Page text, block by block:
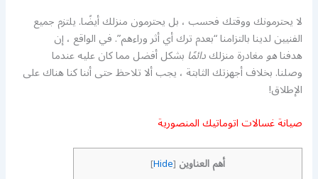
لا يحترمونك ووقتك فحسب ، بل يحترمون منزلك أيضًا. يلتزم جميع
الفنيين لدينا بالتزامنا “بعدم ترك أي أثر وراءهم”. في الواقع ، إن
هدفناهومغادرة منزلكدائمًا بشكل أفضل مما كان عليه عندما
وصلنا. بخلاف أجهزتك الثابتة ، يجب ألا تلاحظ حتى أننا كنا هناك على
الإطلاق!
صيانة غسالات اتوماتيك المنصورية
أهم العناوين [
Hide
]